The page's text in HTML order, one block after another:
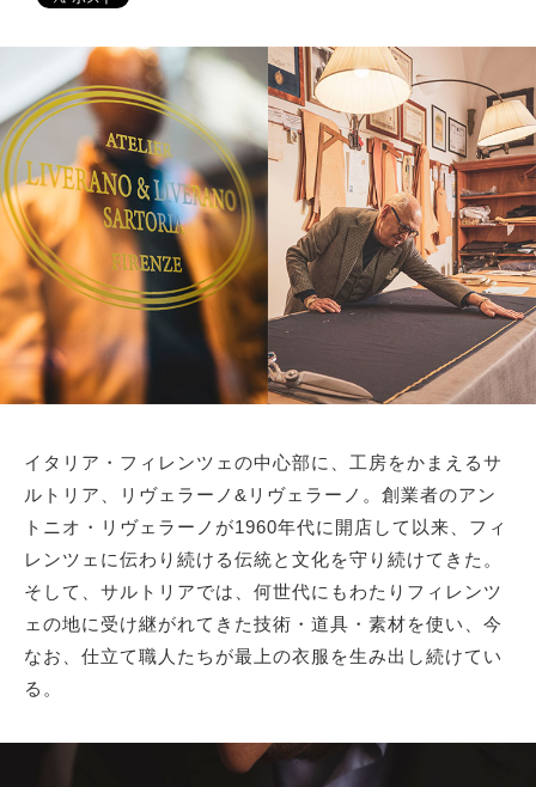
イタリア・フィレンツェの中心部に、工房をかまえるサ
ルトリア、リヴェラーノ&リヴェラーノ。創業者のアン
トニオ・リヴェラーノが1960年代に開店して以来、フィ
レンツェに伝わり続ける伝統と文化を守り続けてきた。
そして、サルトリアでは、何世代にもわたりフィレンツ
ェの地に受け継がれてきた技術・道具・素材を使い、今
なお、仕立て職人たちが最上の衣服を生み出し続けてい
る。
COLUMN
MAGAZINE
ABOUT SITE
サイトマップ